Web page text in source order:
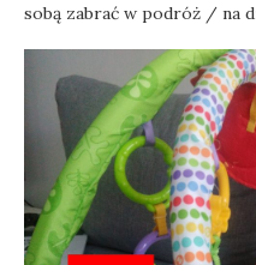
sobą zabrać w podróż / na